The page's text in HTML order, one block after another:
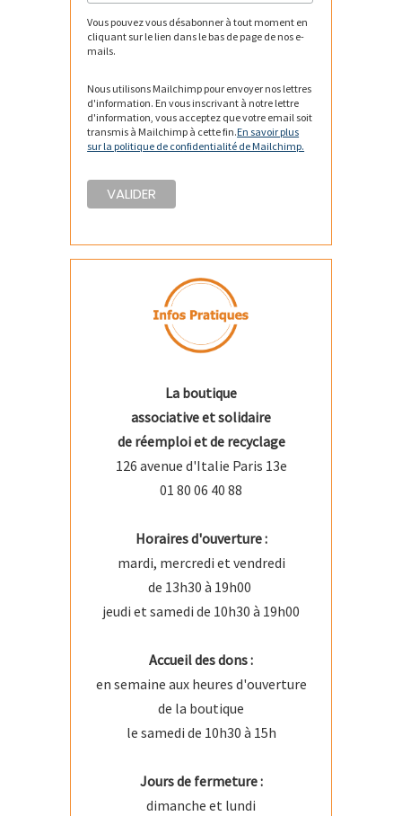
Vous pouvez vous désabonner à tout moment en
cliquant sur le lien dans le bas de page de nos e-
mails.
Nous utilisons Mailchimp pour envoyer nos lettres
d'information. En vous inscrivant à notre lettre
d'information, vous acceptez que votre email soit
transmis à Mailchimp à cette fin.En savoir plus
sur la politique de confidentialité de Mailchimp.
La boutique
associative et solidaire
de réemploi et de recyclage
126 avenue d'Italie Paris 13e
01 80 06 40 88
Horaires d'ouverture :
mardi, mercredi et vendredi
de 13h30 à 19h00
jeudi et samedi de 10h30 à 19h00
Accueil des dons :
en semaine aux heures d'ouverture
de la boutique
le samedi de 10h30 à 15h
Jours de fermeture :
dimanche et lundi